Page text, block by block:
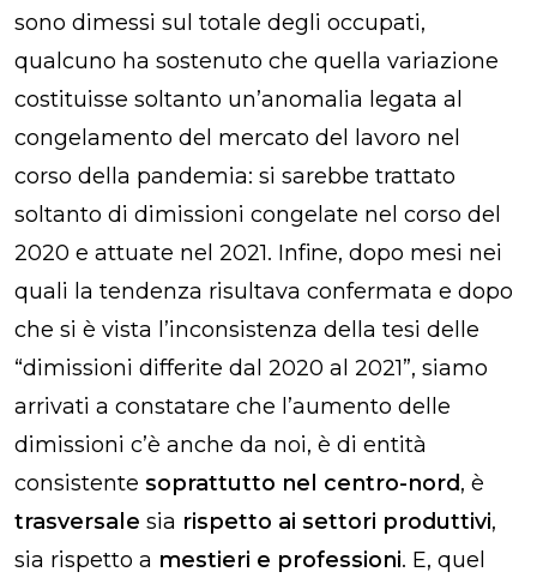
sono dimessi sul totale degli occupati,
qualcuno ha sostenuto che quella variazione
costituisse soltanto un’anomalia legata al
congelamento del mercato del lavoro nel
corso della pandemia: si sarebbe trattato
soltanto di dimissioni congelate nel corso del
2020 e attuate nel 2021. Infine, dopo mesi nei
quali la tendenza risultava confermata e dopo
che si è vista l’inconsistenza della tesi delle
“dimissioni differite dal 2020 al 2021”, siamo
arrivati a constatare che l’aumento delle
dimissioni c’è anche da noi, è di entità
consistente soprattutto nel centro-nord, è
trasversale sia rispetto ai settori produttivi,
sia rispetto a mestieri e professioni. E, quel